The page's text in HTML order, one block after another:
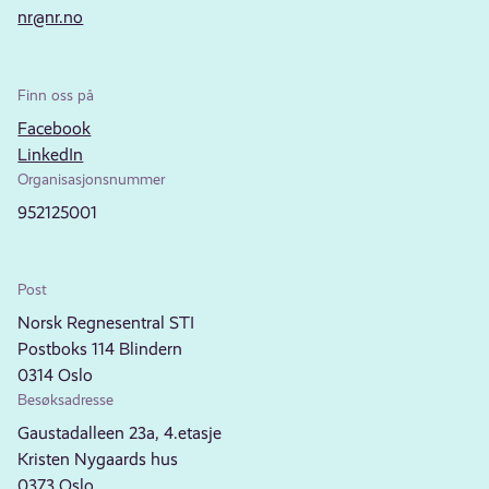
nr@nr.no
Finn oss på
Facebook
LinkedIn
Organisasjonsnummer
952125001
Post
Norsk Regnesentral STI
Postboks 114 Blindern
0314 Oslo
Besøksadresse
Gaustadalleen 23a, 4.etasje
Kristen Nygaards hus